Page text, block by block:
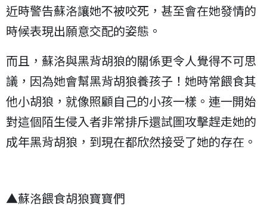
近時警告蘇洛讓她不被咬死，甚至會在她發情的
時候表現出願意交配的姿態。
而且，蘇洛與黑背胡狼的關係更令人覺得不可思
議，因為她會幫黑背胡狼養孩子！她時常餵食其
他小胡狼，就像照顧自己的小孩一樣。連一開始
對這個陌生侵入者非常排斥還試圖攻擊趕走她的
成年黑背胡狼，到現在都欣然接受了她的存在。
▲蘇洛餵食胡狼寶寶們